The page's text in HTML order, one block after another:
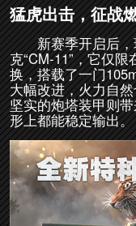
猛虎出击，征战
新赛季开启后，
克“CM-11”，它仅
换，搭载了一门
大幅改进，火力自
坚实的炮塔装甲则
形上都能稳定输出。